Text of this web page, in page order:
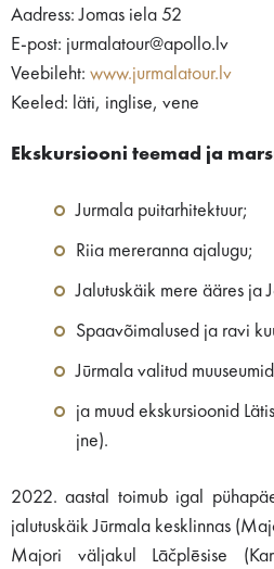
Aadress: Jomas iela 52
E-post: jurmalatour@apollo.lv
Veebileht: www.jurmalatour.lv
Keeled: läti, inglise, vene
Ekskursiooni teemad ja
Jurmala puitarhitektuur;
Riia mereranna ajalugu;
Jalutuskäik mere ääres ja
Spaavõimalused ja ravi
Jūrmala valitud
ja muud ekskursioonid
jne).
2022. aastal toimub igal
jalutuskäik Jūrmala kesklinnas
Majori väljakul Lāčplēsise